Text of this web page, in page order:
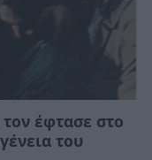
έφτασε στο
του